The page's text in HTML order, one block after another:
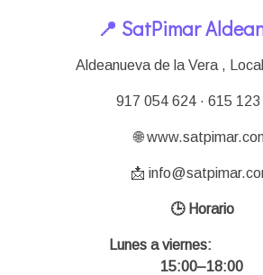
📍 SatPimar
Aldeanueva de la Vera ,
917 054 624 · 615 123
🌐
📩
🕒 Horario
Lunes a viernes:
15:00–18:00